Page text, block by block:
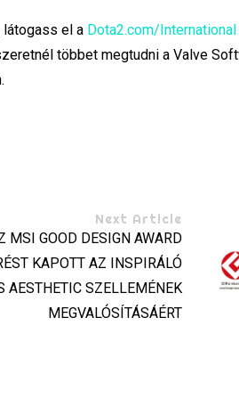
látogass el a Dota2.com/International
többet megtudni a Valve
Next Article
MSI GOOD DESIGN AWARD
KAPOTT AZ INSPIRÁLÓ
AESTHETIC SZELLEMÉNEK
MEGVALÓSÍTÁSÁÉRT